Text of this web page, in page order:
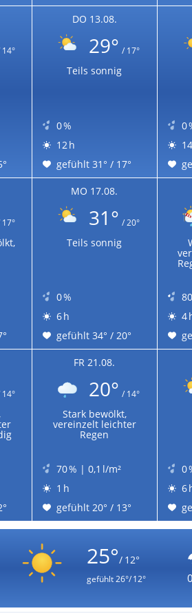
DO 13.08.
29° / 17°
Teils sonnig
0 %
12 h
gefühlt 31° / 17°
0
MO 17.08.
31° / 20°
Teils sonnig
0 %
6 h
gefühlt 34° / 20°
4
FR 21.08.
20° / 14°
Stark bewölkt,
vereinzelt leichter
Regen
70 % | 0,1 l/m²
1 h
gefühlt 20° / 13°
0
6
25°/ 12°
gefühlt26°/ 12°